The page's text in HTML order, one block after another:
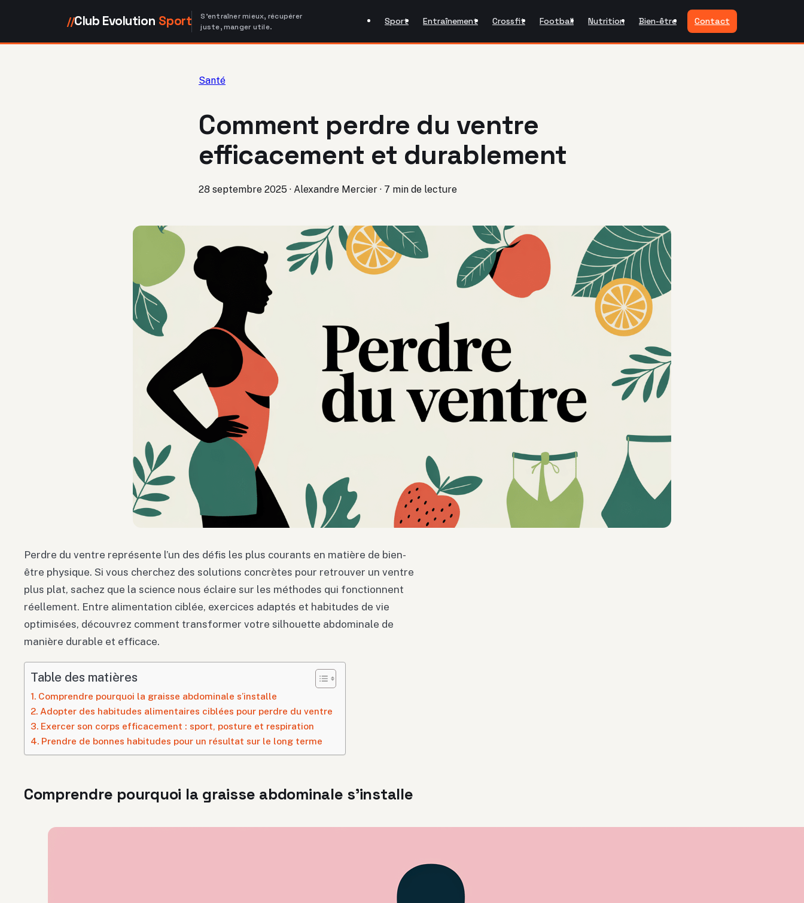
//Club Evolution Sport
S'entraîner mieux, récupérer
juste, manger utile.
Sport Entraînement Crossfit Football Nutrition Bien-être Contact
Santé
Comment perdre du ventre
efficacement et durablement
28 septembre 2025 · Alexandre Mercier · 7 min de lecture
Perdre du ventre représente l’un des défis les plus courants en matière de bien-
être physique. Si vous cherchez des solutions concrètes pour retrouver un ventre
plus plat, sachez que la science nous éclaire sur les méthodes qui fonctionnent
réellement. Entre alimentation ciblée, exercices adaptés et habitudes de vie
optimisées, découvrez comment transformer votre silhouette abdominale de
manière durable et efficace.
Table des matières
Comprendre pourquoi la graisse abdominale s’installe
Adopter des habitudes alimentaires ciblées pour perdre du ventre
Exercer son corps efficacement : sport, posture et respiration
Prendre de bonnes habitudes pour un résultat sur le long terme
Comprendre pourquoi la graisse abdominale s’installe